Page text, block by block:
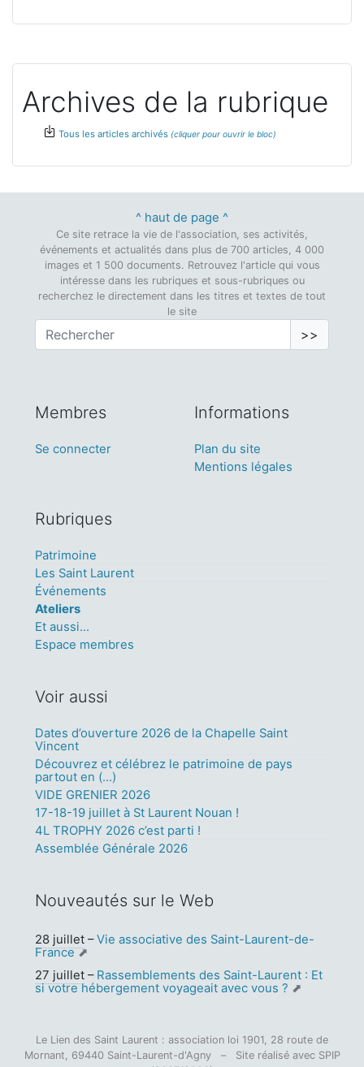
Archives de la rubrique
Tous les articles archivés
^ haut de page ^
Ce site retrace la vie de l'association, ses activités,
événements et actualités dans plus de 700 articles, 4 000
images et 1 500 documents. Retrouvez l'article qui vous
intéresse dans les rubriques et sous-rubriques ou
recherchez le directement dans les titres et textes de tout
le site
>>
Membres
Se connecter
Informations
Plan du site
Mentions légales
Rubriques
Patrimoine
Les Saint Laurent
Événements
Ateliers
Et aussi...
Espace membres
Voir aussi
Dates d’ouverture 2026 de la Chapelle Saint
Vincent
Découvrez et célébrez le patrimoine de pays
partout en (…)
VIDE GRENIER 2026
17-18-19 juillet à St Laurent Nouan !
4L TROPHY 2026 c’est parti !
Assemblée Générale 2026
Nouveautés sur le Web
28 juillet –Vie associative des Saint-Laurent-de-
France
27 juillet – Rassemblements des Saint-Laurent : Et
si votre hébergement voyageait avec vous ?
Le Lien des Saint Laurent : association loi 1901, 28 route de
Mornant, 69440 Saint-Laurent-d'Agny – Site réalisé avec SPIP